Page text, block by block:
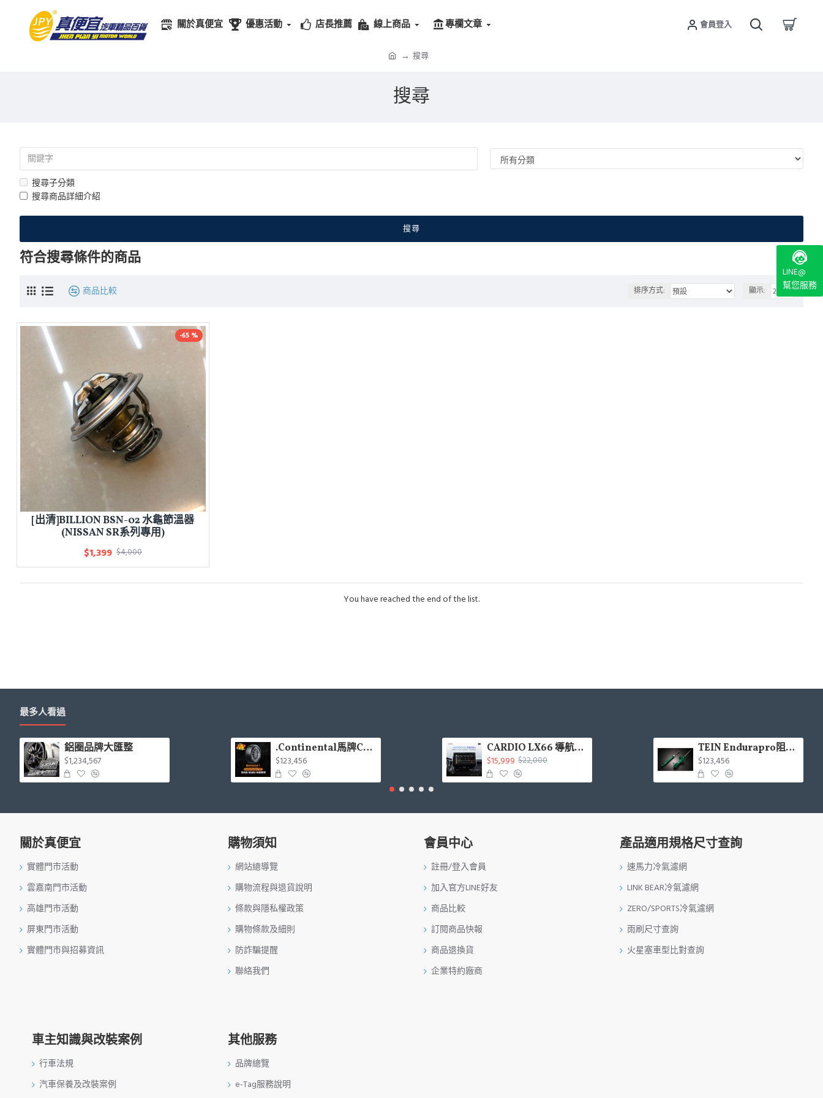
關於真便宜 優惠活動 店長推薦 線上商品 專欄文章 會員登入
搜尋
搜尋
搜尋子分類
搜尋商品詳細介紹
搜尋
符合搜尋條件的商品
商品比較 排序方式: 顯示:
-65 %
[出清]BILLION BSN-02 水龜節溫器
(NISSAN SR系列專用)
$1,399 $4,000
You have reached the end of the list.
最多人看過
鋁圈品牌大匯整
$1,234,567
.Continental馬牌CCK輪胎特價專區
$123,456
CARDIO LX66 導航Hi-Res款安卓機 4+64G 8核(9吋/10.1吋)含安裝(面板框另計)
$15,999 $22,000
TEIN Endurapro阻尼固定式原廠型避震器適用車型一覽表
$123,456
關於真便宜
實體門市活動
雲嘉南門市活動
高雄門市活動
屏東門市活動
實體門市與招募資訊
購物須知
網站總導覽
購物流程與退貨說明
條款與隱私權政策
購物條款及細則
防詐騙提醒
聯絡我們
會員中心
註冊/登入會員
加入官方LINE好友
商品比較
訂閱商品快報
商品退換貨
企業特約廠商
產品適用規格尺寸查詢
速馬力冷氣濾網
LINK BEAR冷氣濾網
ZERO/SPORTS冷氣濾網
雨刷尺寸查詢
火星塞車型比對查詢
車主知識與改裝案例
行車法規
汽車保養及改裝案例
其他服務
品牌總覽
e-Tag服務說明
LINE@
幫您服務